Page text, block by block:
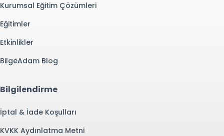
Kurumsal Eğitim Çözümleri
Eğitimler
Etkinlikler
BilgeAdam Blog
Bilgilendirme
İptal & İade Koşulları
KVKK Aydınlatma Metni